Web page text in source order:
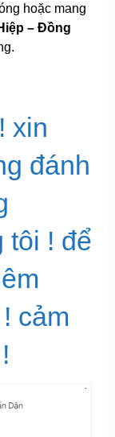
hoặc mang
– Đồng
xin
đánh
tôi ! để
cảm